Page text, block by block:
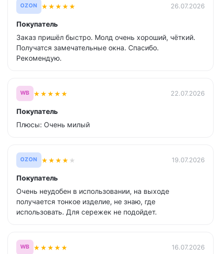
OZON ★★★★★ 26.07.2026
Покупатель
Заказ пришёл быстро. Молд очень хороший, чёткий.
Получатся замечательные окна. Спасибо.
Рекомендую.
WB ★★★★★ 22.07.2026
Покупатель
Плюсы: Очень милый
OZON ★★★★ ★ 19.07.2026
Покупатель
Очень неудобен в использовании, на выходе
получается тонкое изделие, не знаю, где
использовать. Для сережек не подойдет.
WB ★★★★★ 16.07.2026